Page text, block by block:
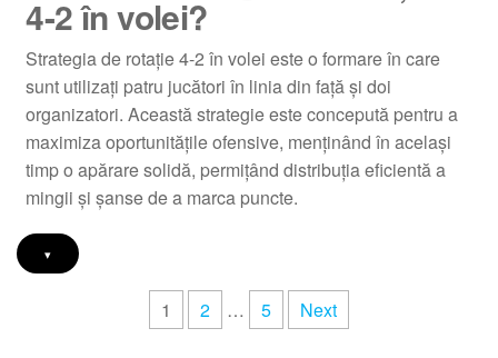
4-2 în volei?
Strategia de rotație 4-2 în volei este o formare în care
sunt utilizați patru jucători în linia din față și doi
organizatori. Această strategie este concepută pentru a
maximiza oportunitățile ofensive, menținând în același
timp o apărare solidă, permițând distribuția eficientă a
mingii și șanse de a marca puncte.
▾
1 2 … 5 Next